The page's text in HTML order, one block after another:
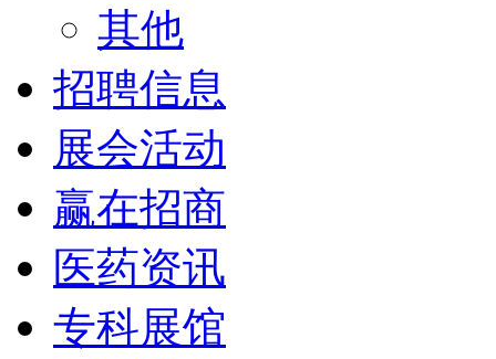
其他
招聘信息
展会活动
赢在招商
医药资讯
专科展馆